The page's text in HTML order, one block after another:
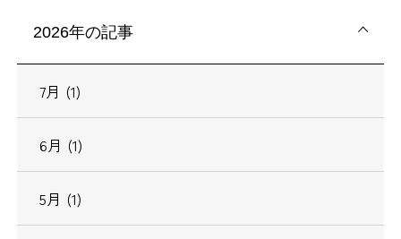
2026年の記事
7月 (1)
6月 (1)
5月 (1)